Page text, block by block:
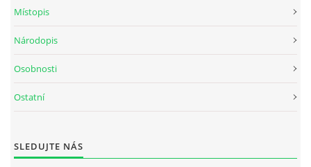
Místopis
Národopis
Osobnosti
Ostatní
SLEDUJTE NÁS